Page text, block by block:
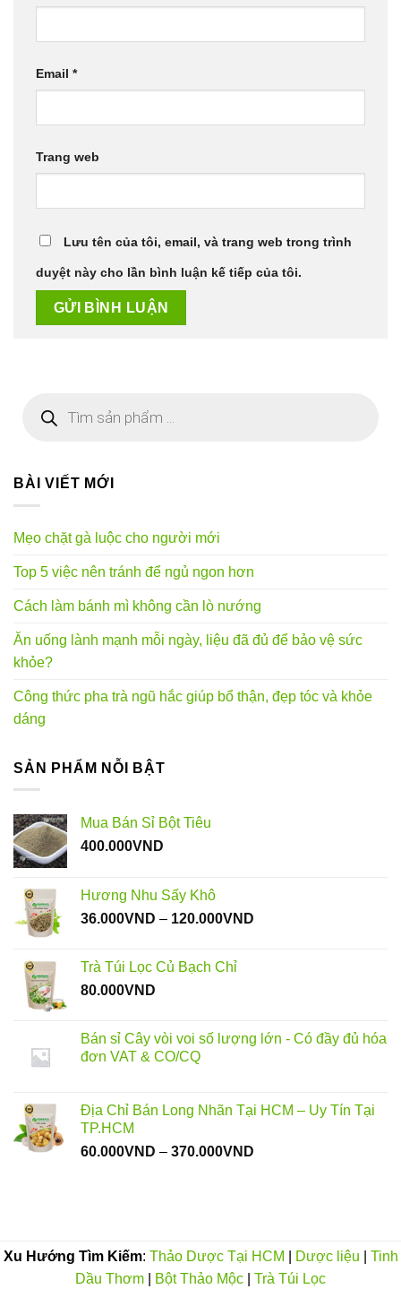
Email *
Trang web
Lưu tên của tôi, email, và trang web trong trình
duyệt này cho lần bình luận kế tiếp của tôi.
kiếm
BÀI VIẾT MỚI
Mẹo chặt gà luộc cho người mới
Top 5 việc nên tránh để ngủ ngon hơn
Cách làm bánh mì không cần lò nướng
Ăn uống lành mạnh mỗi ngày, liệu đã đủ để bảo vệ sức
khỏe?
Công thức pha trà ngũ hắc giúp bổ thận, đẹp tóc và khỏe
dáng
SẢN PHẨM NỖI BẬT
Mua Bán Sỉ Bột Tiêu
400.000VND
Hương Nhu Sấy Khô
36.000VND – 120.000VND
Trà Túi Lọc Củ Bạch Chỉ
80.000VND
Bán sỉ Cây vòi voi số lượng lớn - Có đầy đủ hóa
đơn VAT & CO/CQ
Địa Chỉ Bán Long Nhãn Tại HCM – Uy Tín Tại
TP.HCM
60.000VND – 370.000VND
Xu Hướng Tìm Kiếm: Thảo Dược Tại HCM Dược liệu
Tinh
Dầu Thơm
Bột Thảo Mộc Trà Túi Lọc